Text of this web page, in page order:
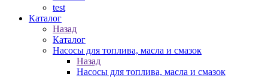
test
Каталог
Назад
Каталог
Насосы для топлива, масла и смазок
Назад
Насосы для топлива, масла и смазок